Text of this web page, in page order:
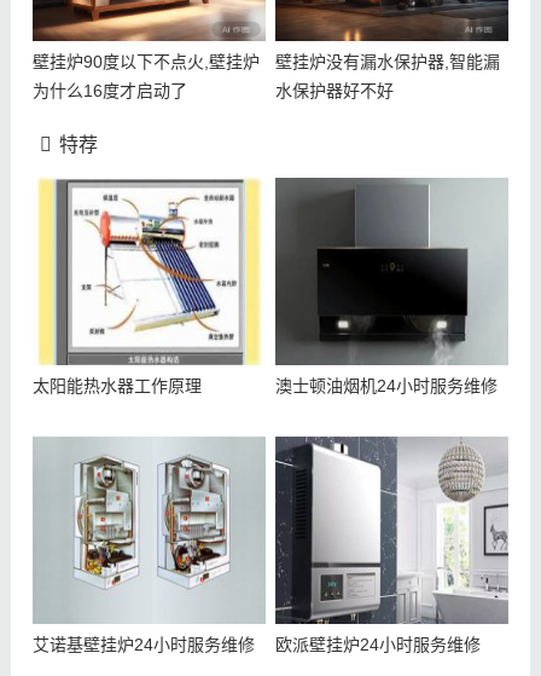
壁挂炉90度以下不点火,壁挂炉
为什么16度才启动了
壁挂炉没有漏水保护器,智能漏
水保护器好不好
特荐
太阳能热水器工作原理 澳士顿油烟机24小时服务维修
艾诺基壁挂炉24小时服务维修 欧派壁挂炉24小时服务维修